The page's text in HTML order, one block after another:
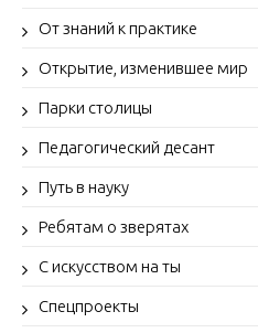
От знаний к практике
Открытие, изменившее мир
Парки столицы
Педагогический десант
Путь в науку
Ребятам о зверятах
С искусством на ты
Спецпроекты